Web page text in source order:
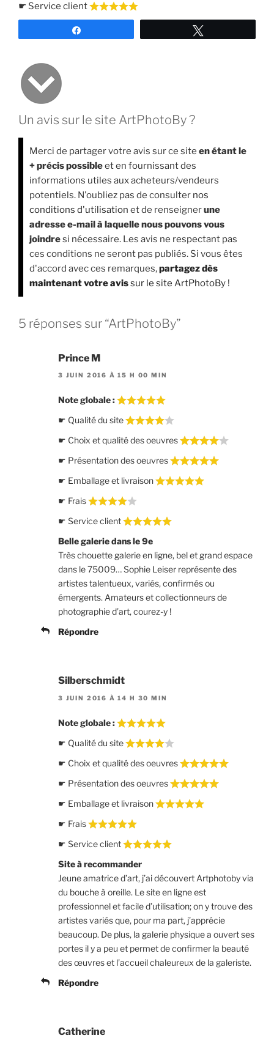
☛ Service client
Un avis sur le site ArtPhotoBy ?
Merci de partager votre avis sur ce site en étant le
+ précis possibleet en fournissant des
informations utiles aux acheteurs/vendeurs
potentiels. N'oubliez pas de consulter nos
conditions d'utilisation et de renseignerune
adresse e-mail à laquelle nous pouvons vous
joindresi nécessaire. Les avis ne respectant pas
ces conditions ne seront pas publiés. Si vous êtes
d'accord avec ces remarques,partagez dès
maintenant votre avissur le site ArtPhotoBy !
5 réponses sur “ArtPhotoBy”
Prince M
3 JUIN 2016 À 15 H 00 MIN
Note globale :
☛ Qualité du site
☛ Choix et qualité des oeuvres
☛ Présentation des oeuvres
☛ Emballage et livraison
☛ Frais
☛ Service client
Belle galerie dans le 9e
Très chouette galerie en ligne, bel et grand espace
dans le 75009… Sophie Leiser représente des
artistes talentueux, variés, confirmés ou
émergents. Amateurs et collectionneurs de
photographie d’art, courez-y !
Répondre
Silberschmidt
3 JUIN 2016 À 14 H 30 MIN
Note globale :
☛ Qualité du site
☛ Choix et qualité des oeuvres
☛ Présentation des oeuvres
☛ Emballage et livraison
☛ Frais
☛ Service client
Site à recommander
Jeune amatrice d’art, j’ai découvert Artphotoby via
du bouche à oreille. Le site en ligne est
professionnel et facile d’utilisation; on y trouve des
artistes variés que, pour ma part, j’apprécie
beaucoup. De plus, la galerie physique a ouvert ses
portes il y a peu et permet de confirmer la beauté
des œuvres et l’accueil chaleureux de la galeriste.
Répondre
Catherine